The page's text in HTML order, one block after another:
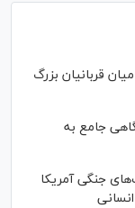
قربانیان بزرگ
جامع به
جنگی آمریکا